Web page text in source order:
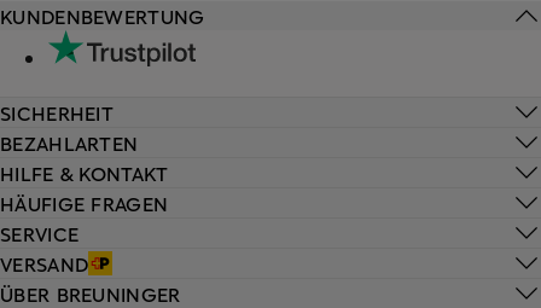
HILFE & KONTAKT
HÄUFIGE FRAGEN
SERVICE
VERSAND
KUNDENBEWERTUNG
SICHERHEIT
BEZAHLARTEN
ÜBER BREUNINGER